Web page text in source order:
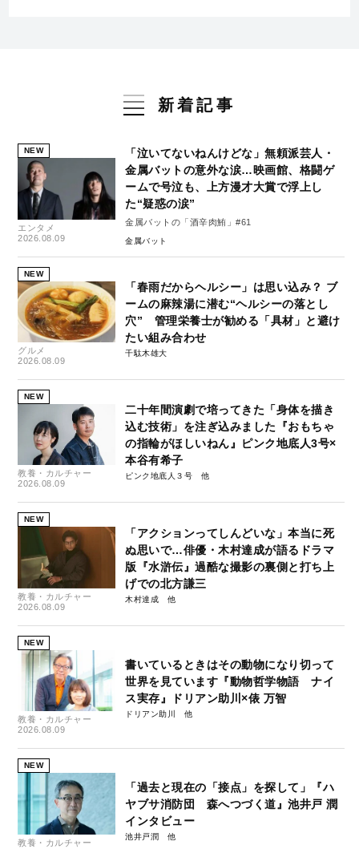
新着記事
NEW
エンタメ
2026.08.09
「泣いてないねんけどな」無頼派芸人・
金属バットの意外な涙…映画館、格闘ゲ
ームで号泣も、上方漫才大賞で浮上し
た“疑惑の涙”
金属バットの「酒辛肉鮪」#61
金属バット
NEW
グルメ
2026.08.09
「春雨だからヘルシー」は思い込み？ ブ
ームの麻辣湯に潜む“ヘルシーの落とし
穴” 管理栄養士が勧める「具材」と避け
たい組み合わせ
千駄木雄大
NEW
教養・カルチャー
2026.08.09
二十年間演劇で培ってきた「身体を描き
込む技術」を注ぎ込みました『おもちゃ
の指輪がほしいねん』ピンク地底人3号×
本谷有希子
ピンク地底人３号
NEW
教養・カルチャー
2026.08.09
「アクションってしんどいな」本当に死
ぬ思いで…俳優・木村達成が語るドラマ
版『水滸伝』過酷な撮影の裏側と打ち上
げでの北方謙三
木村達成
NEW
教養・カルチャー
2026.08.09
書いているときはその動物になり切って
世界を見ています『動物哲学物語 ナイ
ス実存』ドリアン助川×俵 万智
ドリアン助川
NEW
教養・カルチャー
「過去と現在の「接点」を探して」『ハ
ヤブサ消防団 森へつづく道』池井戸 潤
インタビュー
池井戸潤